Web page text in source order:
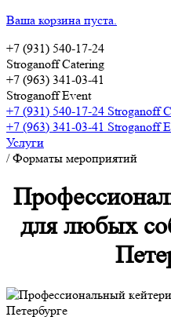
Ваша корзина пуста.
+7 (931) 540-17-24
Stroganoff Catering
+7 (963) 341-03-41
Stroganoff Event
+7 (931) 540-17-24 Stroganoff
+7 (963) 341-03-41 Stroganoff
Услуги
/ Форматы мероприятий
для любых